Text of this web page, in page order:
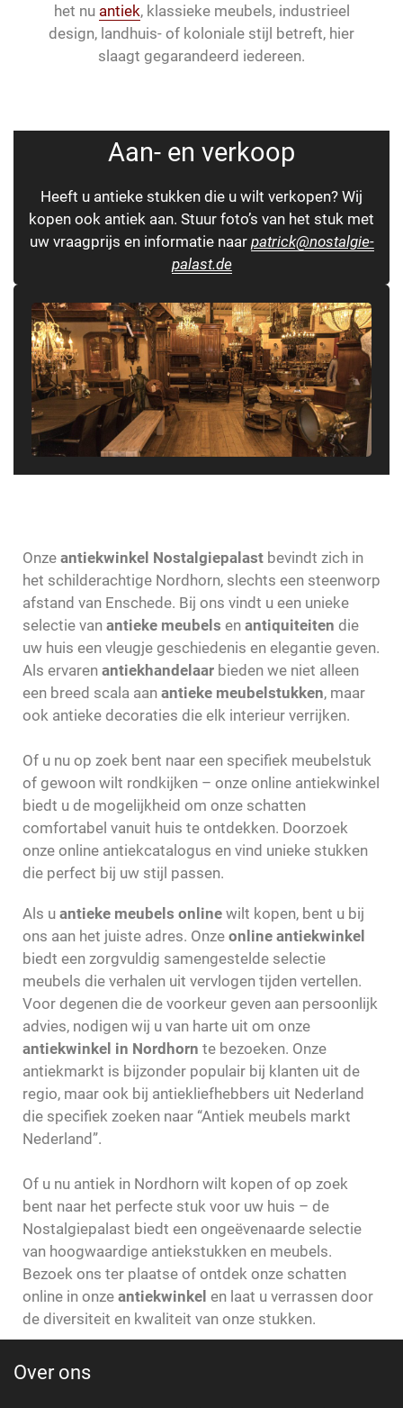
het nu antiek, klassieke meubels, industrieel
design, landhuis- of koloniale stijl betreft, hier
slaagt gegarandeerd iedereen.
Aan- en verkoop
Heeft u antieke stukken die u wilt verkopen? Wij
kopen ook antiek aan. Stuur foto’s van het stuk met
uw vraagprijs en informatie naar patrick@nostalgie-
palast.de
Onze antiekwinkel Nostalgiepalast bevindt zich in
het schilderachtige Nordhorn, slechts een steenworp
afstand van Enschede. Bij ons vindt u een unieke
selectie van antieke meubels en antiquiteiten die
uw huis een vleugje geschiedenis en elegantie geven.
Als ervaren antiekhandelaar bieden we niet alleen
een breed scala aan antieke meubelstukken, maar
ook antieke decoraties die elk interieur verrijken.
Of u nu op zoek bent naar een specifiek meubelstuk
of gewoon wilt rondkijken – onze online antiekwinkel
biedt u de mogelijkheid om onze schatten
comfortabel vanuit huis te ontdekken. Doorzoek
onze online antiekcatalogus en vind unieke stukken
die perfect bij uw stijl passen.
Als u antieke meubels online wilt kopen, bent u bij
ons aan het juiste adres. Onze online antiekwinkel
biedt een zorgvuldig samengestelde selectie
meubels die verhalen uit vervlogen tijden vertellen.
Voor degenen die de voorkeur geven aan persoonlijk
advies, nodigen wij u van harte uit om onze
antiekwinkel in Nordhorn te bezoeken. Onze
antiekmarkt is bijzonder populair bij klanten uit de
regio, maar ook bij antiekliefhebbers uit Nederland
die specifiek zoeken naar “Antiek meubels markt
Nederland”.
Of u nu antiek in Nordhorn wilt kopen of op zoek
bent naar het perfecte stuk voor uw huis – de
Nostalgiepalast biedt een ongeëvenaarde selectie
van hoogwaardige antiekstukken en meubels.
Bezoek ons ter plaatse of ontdek onze schatten
online in onze antiekwinkel en laat u verrassen door
de diversiteit en kwaliteit van onze stukken.
Over ons